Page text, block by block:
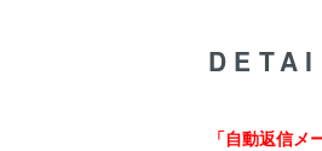
「自動返信